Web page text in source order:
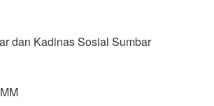
dan Kadinas Sosial Sumbar